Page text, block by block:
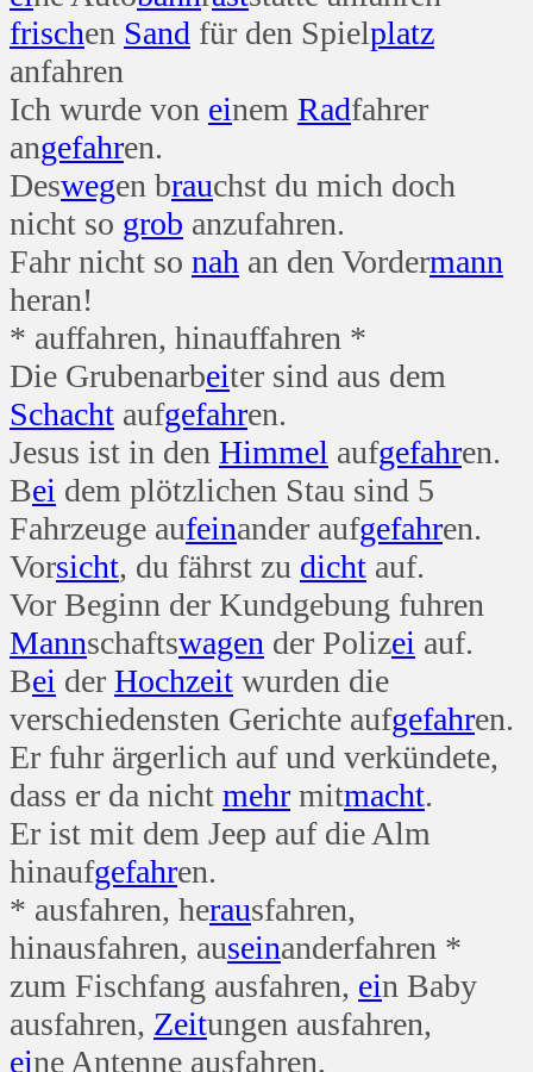
frischen Sand für den Spielplatz
anfahren
Ich wurde von einem Radfahrer
angefahren.
Deswegen brauchst du mich doch
nicht so grob anzufahren.
Fahr nicht so nah an den Vordermann
heran!
* auffahren, hinauffahren *
Die Grubenarbeiter sind aus dem
Schacht aufgefahren.
Jesus ist in den Himmel aufgefahren.
Bei dem plötzlichen Stau sind 5
Fahrzeuge aufeinander aufgefahren.
Vorsicht, du fährst zu dicht auf.
Vor Beginn der Kundgebung fuhren
Mannschaftswagen der Polizei auf.
Bei der Hochzeit wurden die
verschiedensten Gerichte aufgefahren.
Er fuhr ärgerlich auf und verkündete,
dass er da nicht mehr mitmacht.
Er ist mit dem Jeep auf die Alm
hinaufgefahren.
* ausfahren, herausfahren,
hinausfahren, auseinanderfahren *
zum Fischfang ausfahren, ein Baby
ausfahren, Zeitungen ausfahren,
eine Antenne ausfahren,